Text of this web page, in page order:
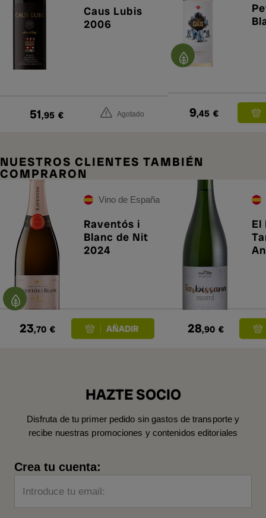
Caus Lubis
2006
51,95 € Agotado 9,45 €
NUESTROS CLIENTES TAMBIÉN
COMPRARON
Vino de España
Raventós i
Blanc de Nit
2024
23,70 €
El
28,90 €
HAZTE SOCIO
Disfruta de tu primer pedido sin gastos de transporte y
recibe nuestras promociones y contenidos editoriales
Crea tu cuenta:
Introduce tu email: